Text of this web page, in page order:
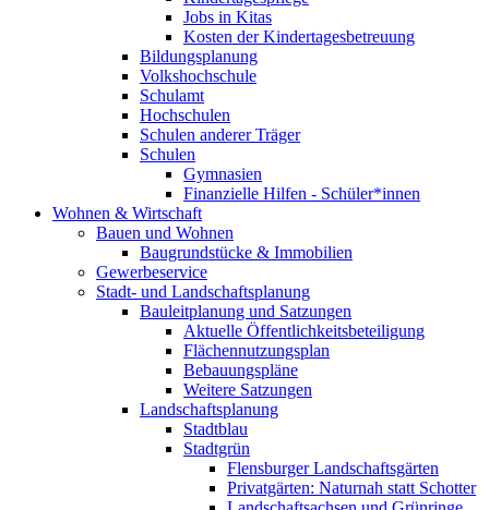
Jobs in Kitas
Kosten der Kindertagesbetreuung
Bildungsplanung
Volkshochschule
Schulamt
Hochschulen
Schulen anderer Träger
Schulen
Gymnasien
Finanzielle Hilfen - Schüler*innen
Wohnen & Wirtschaft
Bauen und Wohnen
Baugrundstücke & Immobilien
Gewerbeservice
Stadt- und Landschaftsplanung
Bauleitplanung und Satzungen
Aktuelle Öffentlichkeitsbeteiligung
Flächennutzungsplan
Bebauungspläne
Weitere Satzungen
Landschaftsplanung
Stadtblau
Stadtgrün
Flensburger Landschaftsgärten
Privatgärten: Naturnah statt Schotter